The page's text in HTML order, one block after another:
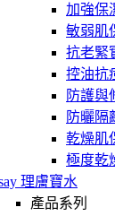
加強保
敏弱肌
抗老緊
控油抗
防護與
防曬隔
乾燥肌
極度乾
理膚寶水
產品系列